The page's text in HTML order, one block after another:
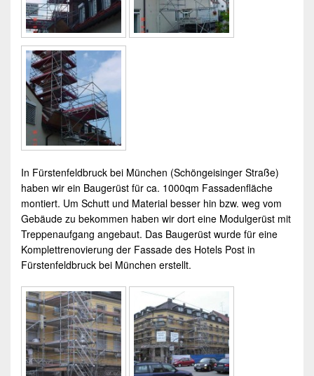
In Fürstenfeldbruck bei München (Schöngeisinger Straße)
haben wir ein Baugerüst für ca. 1000qm Fassadenfläche
montiert. Um Schutt und Material besser hin bzw. weg vom
Gebäude zu bekommen haben wir dort eine Modulgerüst mit
Treppenaufgang angebaut. Das Baugerüst wurde für eine
Komplettrenovierung der Fassade des Hotels Post in
Fürstenfeldbruck bei München erstellt.